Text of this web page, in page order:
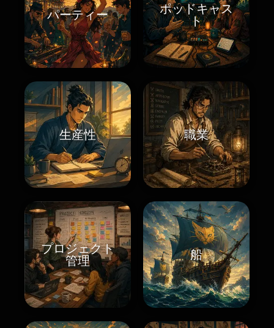
パーティー
ポッドキャス
ト
生産性 職業
プロジェクト
管理
船